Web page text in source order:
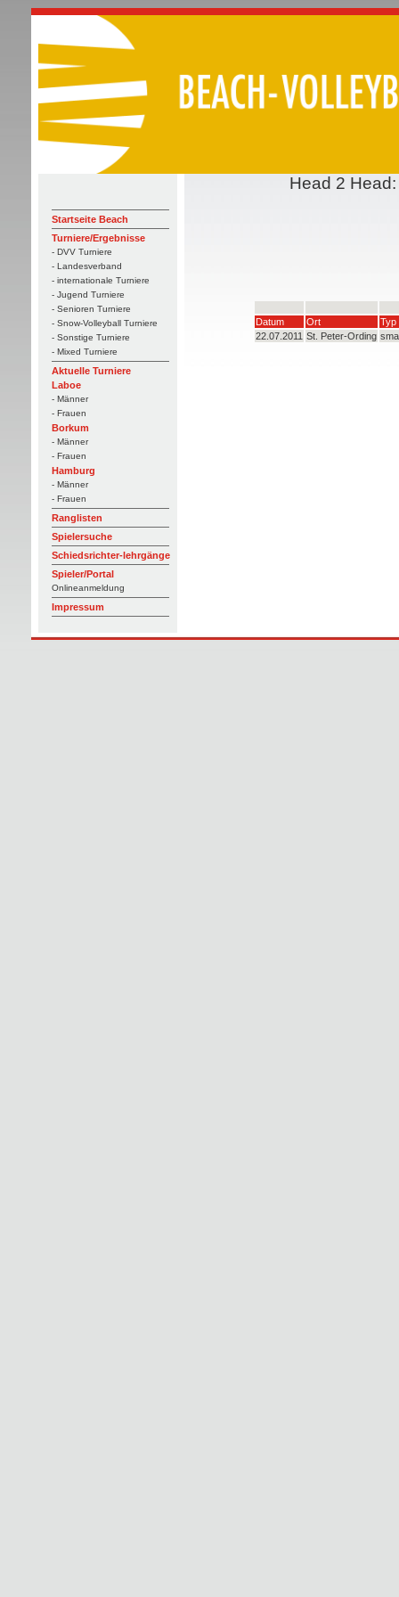
Startseite Beach
Turniere/Ergebnisse
- DVV Turniere
- Landesverband
- internationale Turniere
- Jugend Turniere
- Senioren Turniere
- Snow-Volleyball Turniere
- Sonstige Turniere
- Mixed Turniere
Aktuelle Turniere
Laboe
- Männer
- Frauen
Borkum
- Männer
- Frauen
Hamburg
- Männer
- Frauen
Ranglisten
Spielersuche
Schiedsrichter-lehrgänge
Spieler/Portal
Onlineanmeldung
Impressum
Head 2
Datum Ort
Typ
22.07.2011 St. Peter-Ording